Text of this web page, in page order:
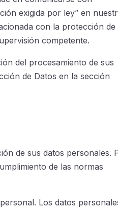
exigida por ley” en
con la protección de
competente.
del procesamiento de sus
de Datos en la sección
de sus datos personales.
de las normas
Los datos